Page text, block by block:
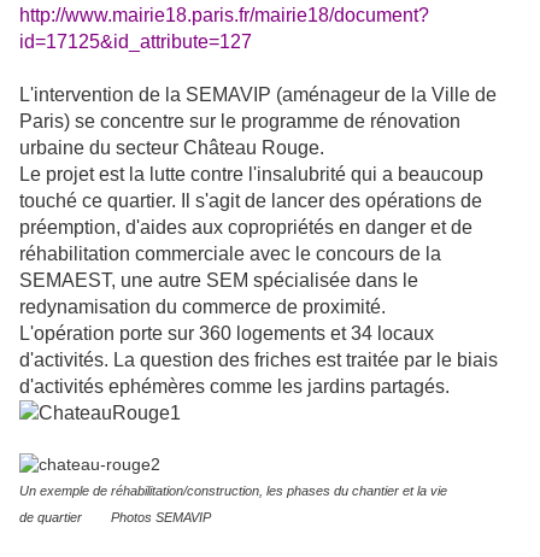
http://www.mairie18.paris.fr/mairie18/document?
id=17125&id_attribute=127
L'intervention de la SEMAVIP (aménageur de la Ville de
Paris) se concentre sur le programme de rénovation
urbaine du secteur Château Rouge.
Le projet est la lutte contre l'insalubrité qui a beaucoup
touché ce quartier. Il s'agit de lancer des opérations de
préemption, d'aides aux copropriétés en danger et de
réhabilitation commerciale avec le concours de la
SEMAEST, une autre SEM spécialisée dans le
redynamisation du commerce de proximité.
L'opération porte sur 360 logements et 34 locaux
d'activités. La question des friches est traitée par le biais
d'activités ephémères comme les jardins partagés.
Un exemple de réhabilitation/construction, les phases du chantier et la vie
de quartier Photos SEMAVIP